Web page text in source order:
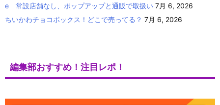
e 常設店舗なし、ポップアップと通販で取扱い 7月 6, 2026
ちいかわチョコボックス！どこで売ってる？ 7月 6, 2026
編集部おすすめ！注目レポ！